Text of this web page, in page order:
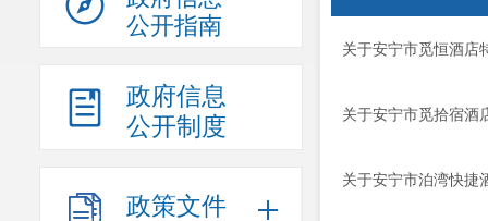
公开指南
政府信息
公开制度
政策文件
关于安宁市觅恒酒店
关于安宁市觅拾宿酒
关于安宁市泊湾快捷